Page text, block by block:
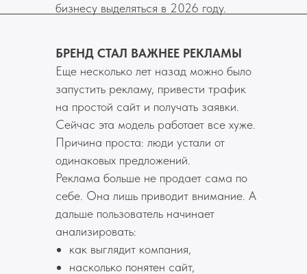
бизнесу выделяться в 2026 году.
БРЕНД СТАЛ ВАЖНЕЕ РЕКЛАМЫ
Еще несколько лет назад можно было
запустить рекламу, привести трафик
на простой сайт и получать заявки.
Сейчас эта модель работает все хуже.
Причина проста: люди устали от
одинаковых предложений.
Реклама больше не продает сама по
себе. Она лишь приводит внимание. А
дальше пользователь начинает
анализировать:
как выглядит компания,
насколько понятен сайт,